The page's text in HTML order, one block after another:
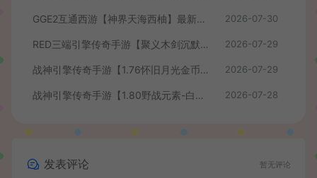
GGE2互通西游【神界天海西柚】最新整理Win系服务端+安卓苹果PC三端+内置GM工具+全套源码+详细搭建教程+视频教程 2026-07-30
RED三端引擎传奇手游【聚义木剑沉默高仿嘟嘟沉默】最新整理Win系服务端+安卓苹果PC三端+详细搭建教程 2026-07-29
战神引擎传奇手游【1.76怀旧月光金币版】最新整理Win系复古服务端+安卓苹果双端+GM授权物品后台+详细搭建教程 2026-07-29
战神引擎传奇手游【1.80野战元素-白猪7.2免授权】最新整理Win系特色服务端+安卓+GM授权物品后台+详细搭建教程 2026-07-28
发表评论 暂无评论